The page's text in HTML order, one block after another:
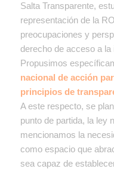
Salta Transparente,
representación de la
preocupaciones y
derecho de acceso a
Propusimos
nacional de acción
principios de
A este respecto, se
punto de partida, la ley
mencionamos la
como espacio que
sea capaz de